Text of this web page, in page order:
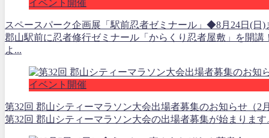
イベント開催
スペースパーク企画展「駅前忍者ゼミナール」◆8月24日(日)
郡山駅前に忍者修行ゼミナール「からくり忍者屋敷」を開
よ...
イベント開催
第32回 郡山シティーマラソン大会出場者募集のお知らせ（2
第32回 郡山シティーマラソン大会の出場者募集が始まりま